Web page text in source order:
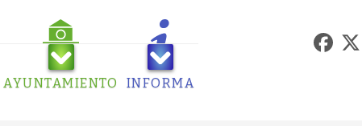
AYUNTAMIENTO INFORMA